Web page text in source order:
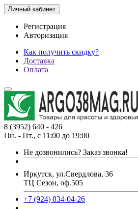
Личный кабинет
Регистрация
Авторизация
Как получить скидку?
Доставка
Оплата
8 (3952) 640 - 426
Пн. - Пт., с 11:00 до 19:00
Не дозвонились? Заказ звонка!
Иркутск, ул.Свердлова, 36
ТЦ Сезон, оф.505
+7 (924) 834-04-26